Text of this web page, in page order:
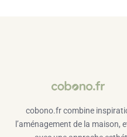
cobono.fr combine
l’aménagement de la maison,